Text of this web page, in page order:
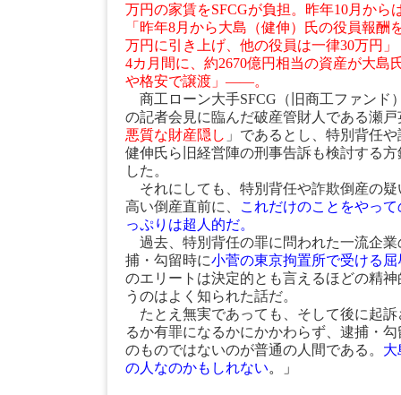
万円の家賃をSFCGが負担。昨年10月から
「昨年8月から大島（健伸）氏の役員報酬
万円に引き上げ、他の役員は一律30万円
4カ月間に、約2670億円相当の資産が大島
や格安で譲渡」――。
商工ローン大手SFCG（旧商工ファンド
の記者会見に臨んだ破産管財人である瀬
悪質な財産隠し 」であるとし、特別背任
健伸氏ら旧経営陣の刑事告訴も検討する
した。
それにしても、特別背任や詐欺倒産の
高い倒産直前に、
これだけのことをやっ
っぷりは超人的だ。
過去、特別背任の罪に問われた一流企
捕・勾留時に小菅の東京拘置所で受ける
のエリートは決定的とも言えるほどの精
うのはよく知られた話だ。
たとえ無実であっても、そして後に起
るか有罪になるかにかかわらず、逮捕・
のものではないのが普通の人間である。 大
の人なのかもしれない。」